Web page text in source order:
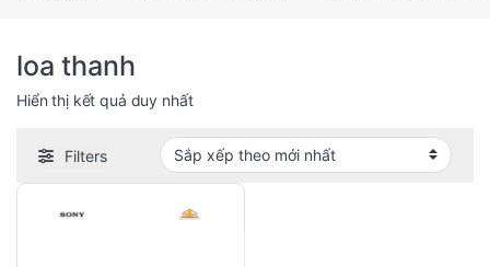
loa thanh
Hiển thị kết quả duy nhất
Filters